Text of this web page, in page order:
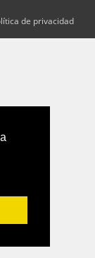
de privacidad